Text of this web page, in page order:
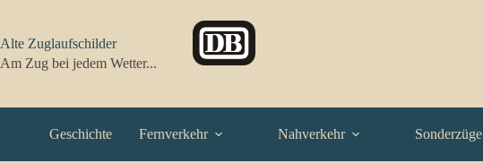
springen
Alte Zuglaufschilder
Am Zug bei jedem Wetter...
Geschichte Fernverkehr Nahverkehr Sonderzüge